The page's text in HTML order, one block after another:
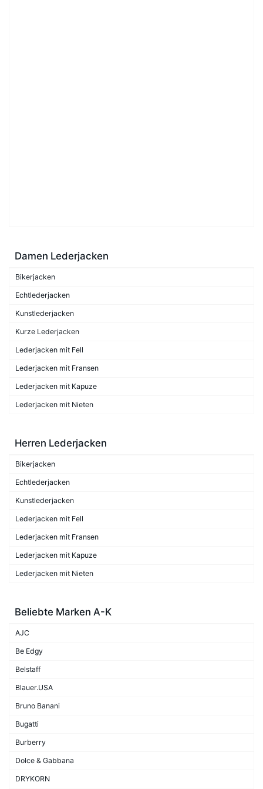
Damen Lederjacken
Bikerjacken
Echtlederjacken
Kunstlederjacken
Kurze Lederjacken
Lederjacken mit Fell
Lederjacken mit Fransen
Lederjacken mit Kapuze
Lederjacken mit Nieten
Herren Lederjacken
Bikerjacken
Echtlederjacken
Kunstlederjacken
Lederjacken mit Fell
Lederjacken mit Fransen
Lederjacken mit Kapuze
Lederjacken mit Nieten
Beliebte Marken A-K
AJC
Be Edgy
Belstaff
Blauer.USA
Bruno Banani
Bugatti
Burberry
Dolce & Gabbana
DRYKORN